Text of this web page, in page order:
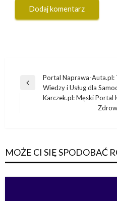
Nawigacja
wpisu
Poprzedni
Portal Naprawa-Auta.pl:
Wiedzy i Usług dla
Karczek.pl: Męski Portal
MOŻE CI SIĘ SPODOBAĆ